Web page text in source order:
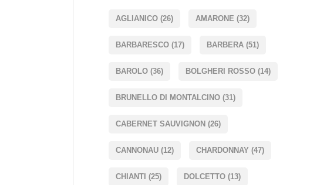
AGLIANICO (26) AMARONE (32)
BARBARESCO (17) BARBERA (51)
BAROLO (36) BOLGHERI ROSSO (14)
BRUNELLO DI MONTALCINO (31)
CABERNET SAUVIGNON (26)
CANNONAU (12) CHARDONNAY (47)
CHIANTI (25) DOLCETTO (13)